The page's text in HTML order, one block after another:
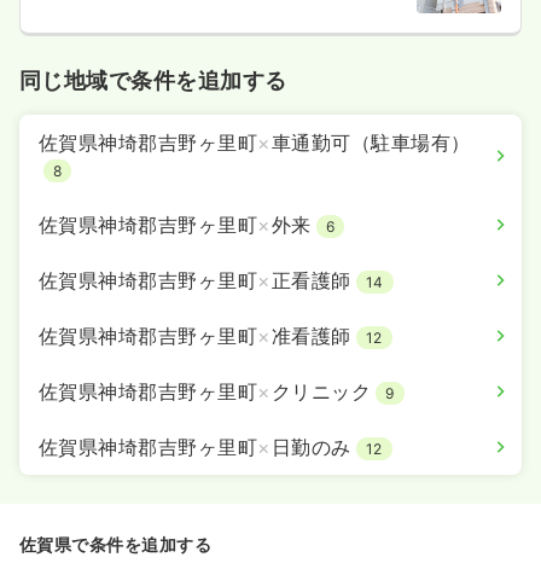
同じ地域で条件を追加する
佐賀県神埼郡吉野ヶ里町×車通勤可（駐車場有）
8
佐賀県神埼郡吉野ヶ里町×外来 6
佐賀県神埼郡吉野ヶ里町× 正看護師 14
佐賀県神埼郡吉野ヶ里町×准看護師 12
佐賀県神埼郡吉野ヶ里町× クリニック 9
佐賀県神埼郡吉野ヶ里町× 日勤のみ 12
佐賀県で条件を追加する